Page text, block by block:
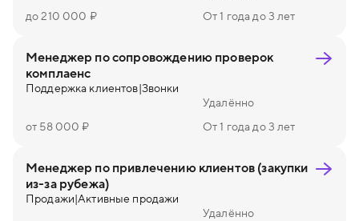
до 210 000 ₽
От 1 года до 3 лет
Менеджер по сопровождению проверок
комплаенс
Поддержка клиентов|Звонки
Удалённо
от 58 000 ₽
От 1 года до 3 лет
Менеджер по привлечению клиентов (закупки
из-за рубежа)
Продажи|Активные продажи
Удалённо